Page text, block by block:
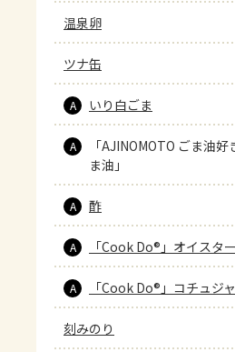
温泉卵
ツナ缶
A いり白ごま
A
「AJINOMOTO ごま油
ま油」
A 酢
A 「Cook Do®」オイスタ
A 「Cook Do®」コチュジ
刻みのり